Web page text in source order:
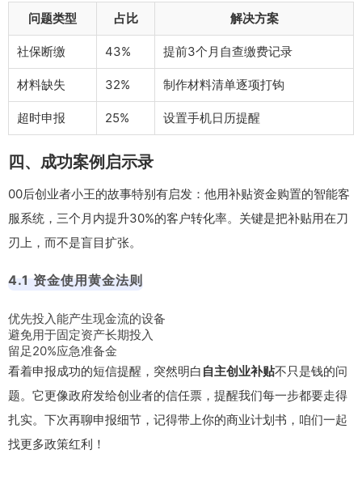
问题类型 占比 解决方案
社保断缴 43% 提前3个月自查缴费记录
材料缺失 32% 制作材料清单逐项打钩
超时申报 25% 设置手机日历提醒
四、成功案例启示录
00后创业者小王的故事特别有启发：他用补贴资金购置的智能客
服系统，三个月内提升30%的客户转化率。关键是把补贴用在刀
刃上，而不是盲目扩张。
4.1 资金使用黄金法则
优先投入能产生现金流的设备
避免用于固定资产长期投入
留足20%应急准备金
看着申报成功的短信提醒，突然明白 自主创业补贴不只是钱的问
题。它更像政府发给创业者的信任票，提醒我们每一步都要走得
扎实。下次再聊申报细节，记得带上你的商业计划书，咱们一起
找更多政策红利！